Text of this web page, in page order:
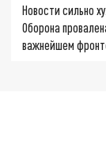
Новости сильно
Оборона
важнейшем